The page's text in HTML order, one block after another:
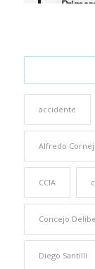
accidente
Alfredo
CCIA
Concejo
Diego Santilli